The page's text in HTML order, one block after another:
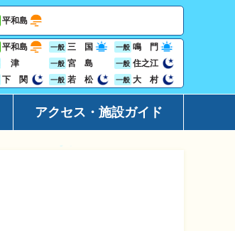
平和島
平和島 一般 三 国 一般 鳴 門
津 一般 宮 島 一般 住之江
下 関 一般 若 松 一般 大 村
アクセス・施設ガイド